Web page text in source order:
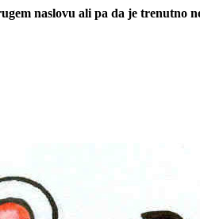
naslovu ali pa da je trenutno